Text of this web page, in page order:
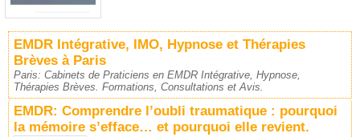
EMDR Intégrative, IMO, Hypnose et Thérapies
Brèves à Paris
Paris: Cabinets de Praticiens en EMDR Intégrative, Hypnose,
Thérapies Brèves. Formations, Consultations et Avis.
EMDR: Comprendre l’oubli traumatique : pourquoi
la mémoire s’efface… et pourquoi elle revient.